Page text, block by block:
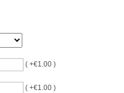
( +€1.00 )
( +€1.00 )